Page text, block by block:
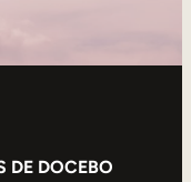
DE DOCEBO